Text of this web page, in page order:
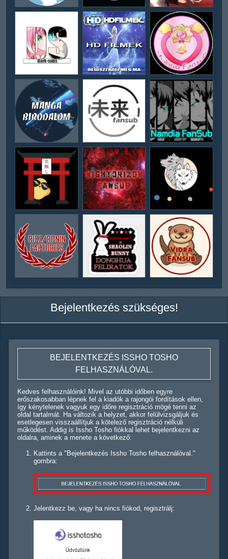
Bejelentkezés szükséges!
BEJELENTKEZÉS ISSHO TOSHO
FELHASZNÁLÓVAL.
Kedves felhasználóink! Mivel az utóbbi időben egyre
erőszakosabban lépnek fel a kiadók a rajongói fordítások ellen,
így kénytelenek vagyuk egy időre regisztráció mögé tenni az
oldal tartalmát. Ha változik a helyzet, akkor felülvizsgáljuk és
esetlegesen visszaállítjuk a kötelező regisztráció nélküli
működést. Addig is Issho Tosho fiókkal lehet bejelentkezni az
oldalra, aminek a menete a következő:
Kattints a "Bejelentkezés Issho Tosho felhasználóval."
gombra:
Jelentkezz be, vagy ha nincs fiókod, regisztrálj: